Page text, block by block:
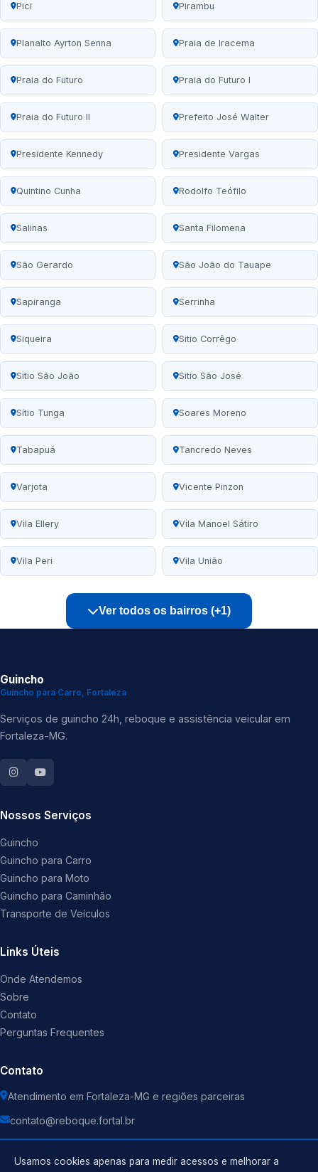
Pici Pirambu
Planalto Ayrton Senna Praia de Iracema
Praia do Futuro Praia do Futuro I
Praia do Futuro II Prefeito José Walter
Presidente Kennedy Presidente Vargas
Quintino Cunha Rodolfo Teófilo
Salinas Santa Filomena
São Gerardo São João do Tauape
Sapiranga Serrinha
Siqueira Sitio Corrêgo
Sitio São João Sitio São José
Sítio Tunga Soares Moreno
Tabapuá Tancredo Neves
Varjota Vicente Pinzon
Vila Ellery Vila Manoel Sátiro
Vila Peri Vila União
Ver todos os bairros (+1)
Guincho
Guincho para Carro, Fortaleza
Serviços de guincho 24h, reboque e assistência veicular em
Fortaleza-MG.
Nossos Serviços
Guincho
Guincho para Carro
Guincho para Moto
Guincho para Caminhão
Transporte de Veículos
Links Úteis
Onde Atendemos
Sobre
Contato
Perguntas Frequentes
Contato
Atendimento em Fortaleza-MG e regiões parceiras
contato@reboque.fortal.br
Usamos cookies apenas para medir acessos e melhorar a